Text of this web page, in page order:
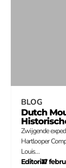
BLOG
Dutch
Zwijgende
Hartlooper
Louis…
Editorial
–
17